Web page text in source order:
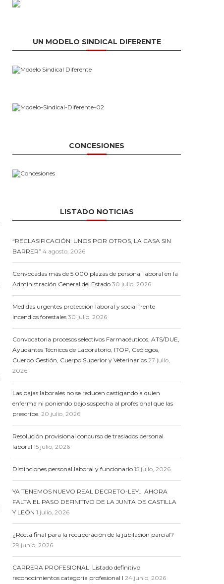
UN MODELO SINDICAL DIFERENTE
CONCESIONES
LISTADO NOTICIAS
“RECLASIFICACIÓN: UNOS POR OTROS, LA CASA SIN
BARRER” 4 agosto, 2026
Convocadas más de 5.000 plazas de personal laboral en la
Administración General del Estado 30 julio, 2026
Medidas urgentes protección laboral y social frente
incendios forestales 30 julio, 2026
Convocatoria procesos selectivos Farmacéuticos, ATS/DUE,
Ayudantes Técnicos de Laboratorio, ITOP, Geólogos,
Cuerpo Gestión, Cuerpo Superior y Veterinarios 27 julio,
2026
Las bajas laborales no se reducen castigando a quien
enferma ni poniendo bajo sospecha al profesional que las
prescribe. 20 julio, 2026
Resolución provisional concurso de traslados personal
laboral 15 julio, 2026
Distinciones personal laboral y funcionario 15 julio, 2026
YA TENEMOS NUEVO REAL DECRETO-LEY… AHORA
FALTA EL PASO DEFINITIVO DE LA JUNTA DE CASTILLA
Y LEÓN 1 julio, 2026
¿Recta final para la recuperación de la jubilación parcial?
29 junio, 2026
CARRERA PROFESIONAL: Listado definitivo
reconocimientos categoría profesional I 24 junio, 2026